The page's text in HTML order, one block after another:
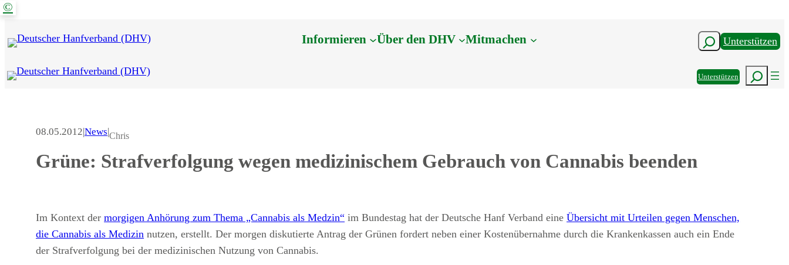
Zum
springen
Informieren Über den DHV Mitmachen SuchenUnterstützen
UnterstützenSuchen
©
08.05.2012|News|Chris
Grüne: Strafverfolgung wegen medizinischem Gebrauch von Cannabis beenden
Im Kontext dermorgigen Anhörung zum Thema „Cannabis als Medzin“ im Bundestag hat der Deutsche Hanf Verband eineÜbersicht mit Urteilen gegen Menschen,
die Cannabis als Medizin nutzen, erstellt. Der morgen diskutierte Antrag der Grünen fordert neben einer Kostenübernahme durch die Krankenkassen auch ein Ende
der Strafverfolgung bei der medizinischen Nutzung von Cannabis.